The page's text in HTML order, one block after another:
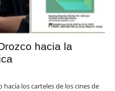
hacia la
hacía los carteles de los cines de